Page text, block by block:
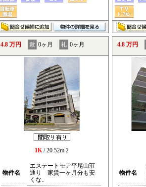
4.8 万円 敷 0ヶ月 礼 0ヶ月
1K/ 20.52m 2
物件名
エステートモア平尾山荘
通り 家賃一ヶ月分も安
くな..
4.8 万円
物件名